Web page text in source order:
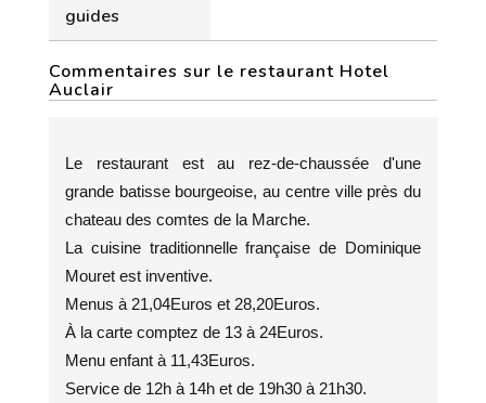
guides
Commentaires sur le restaurant Hotel
Auclair
Le restaurant est au rez-de-chaussée d'une
grande batisse bourgeoise, au centre ville près du
chateau des comtes de la Marche.
La cuisine traditionnelle française de Dominique
Mouret est inventive.
Menus à 21,04Euros et 28,20Euros.
À la carte comptez de 13 à 24Euros.
Menu enfant à 11,43Euros.
Service de 12h à 14h et de 19h30 à 21h30.